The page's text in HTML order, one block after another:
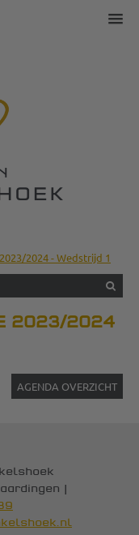
2024 - Wedstrijd 1
2023/2024
AGENDA OVERZICHT
|